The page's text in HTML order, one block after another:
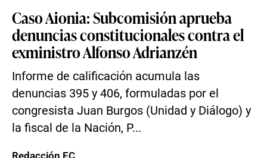
Caso Aionia: Subcomisión aprueba
denuncias constitucionales contra el
exministro Alfonso Adrianzén
Informe de calificación acumula las
denuncias 395 y 406, formuladas por el
congresista Juan Burgos (Unidad y Diálogo) y
la fiscal de la Nación, P...
Redacción EC